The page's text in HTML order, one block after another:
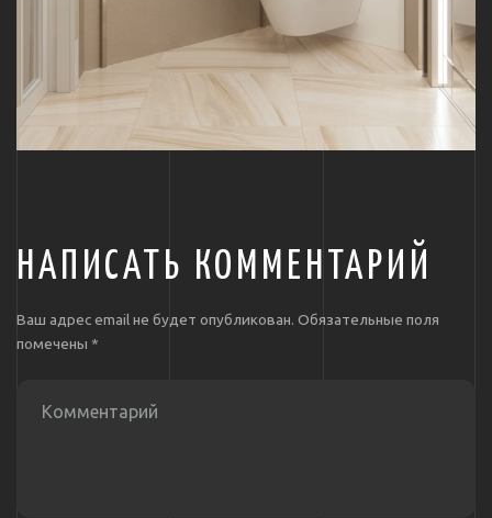
НАПИСАТЬ КОММЕНТАРИЙ
Ваш адрес email не будет опубликован. Обязательные поля
помечены *